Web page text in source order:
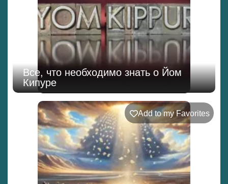
Все, что необходимо знать о Йом
Кипуре
Add to my Favorites